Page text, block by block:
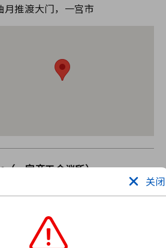
月推渡大门，一宫市
一宫商工会议所）
的网站联系我们
，请使用上面的表格。
关闭